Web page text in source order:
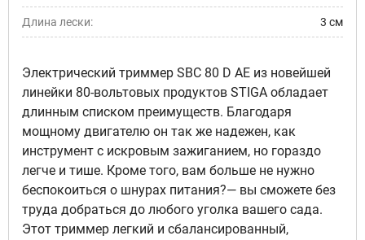
Длина лески: 3 см
Электрический триммер SBC 80 D AE из новейшей
линейки 80-вольтовых продуктов STIGA обладает
длинным списком преимуществ. Благодаря
мощному двигателю он так же надежен, как
инструмент с искровым зажиганием, но гораздо
легче и тише. Кроме того, вам больше не нужно
беспокоиться о шнурах питания?— вы сможете без
труда добраться до любого уголка вашего сада.
Этот триммер легкий и сбалансированный,